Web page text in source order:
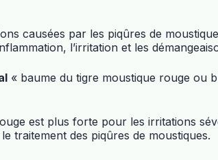
causées par les piqûres de
l’irritation et les
« baume du tigre moustique rouge ou
est plus forte pour les irritations
traitement des piqûres de moustiques.